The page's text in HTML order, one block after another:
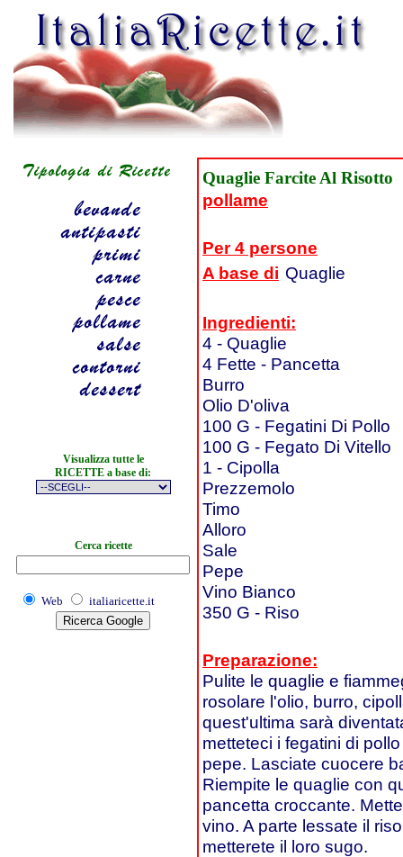
Visualizza tutte le
RICETTE a base di:
Cerca ricette
Web italiaricette.it
Quaglie Farcite Al Risotto
pollame
Per 4 persone
A base di Quaglie
Ingredienti:
4 - Quaglie
4 Fette - Pancetta
Burro
Olio D'oliva
100 G - Fegatini Di Pollo
100 G - Fegato Di Vitello
1 - Cipolla
Prezzemolo
Timo
Alloro
Sale
Pepe
Vino Bianco
350 G - Riso
Preparazione:
Pulite le quaglie e
rosolare l'olio, burro,
quest'ultima sarà
metteteci i fegatini di
pepe. Lasciate cuocere
Riempite le quaglie con
pancetta croccante.
vino. A parte lessate il
metterete il loro sugo.